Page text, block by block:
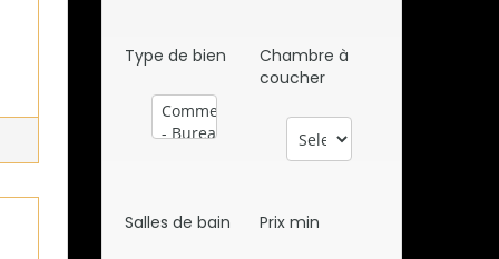
Type de bien
Chambre à
coucher
Salles de bain Prix min